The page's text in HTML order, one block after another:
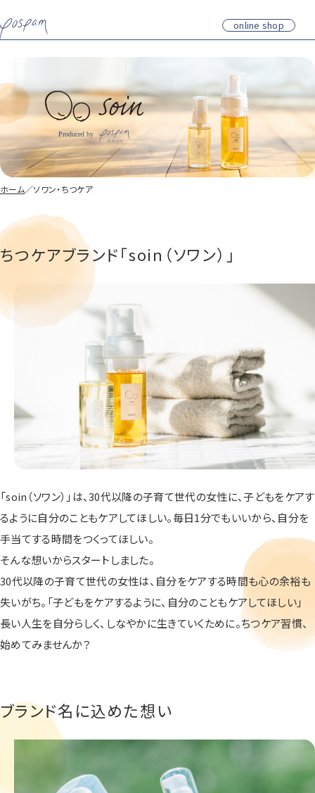
online shop
ホーム／ソワン・ちつケア
ちつケアブランド「soin（ソワン）」
「soin（ソワン）」は、30代以降の子育て世代の女性に、子どもをケアす
るように自分のこともケアしてほしい。毎日1分でもいいから、自分を
手当てする時間をつくってほしい。
そんな想いからスタートしました。
30代以降の子育て世代の女性は、自分をケアする時間も心の余裕も
失いがち。「子どもをケアするように、自分のこともケアしてほしい」
長い人生を自分らしく、しなやかに生きていくために。ちつケア習慣、
始めてみませんか？
ブランド名に込めた想い